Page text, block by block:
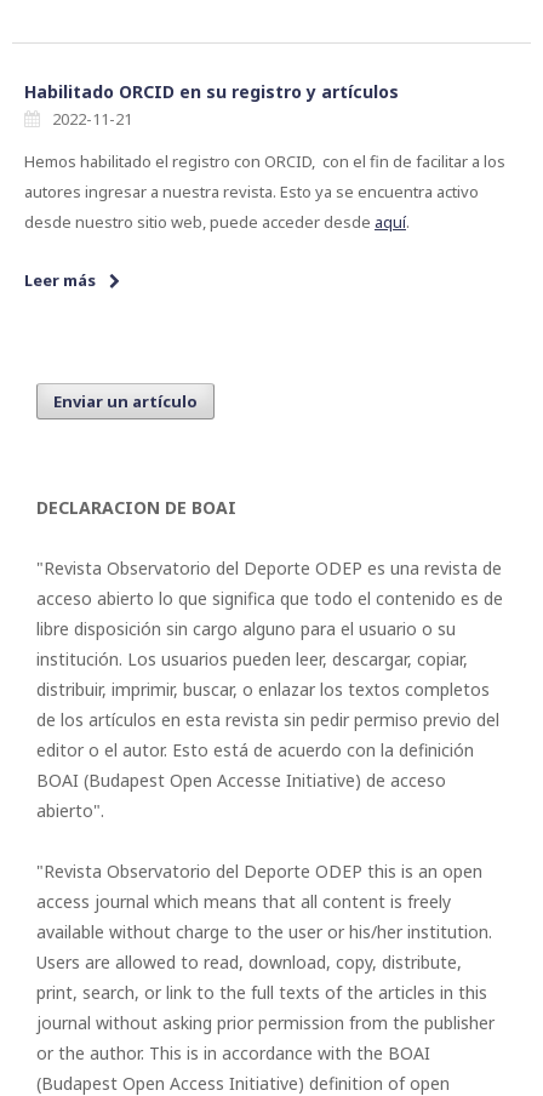
Habilitado ORCID en su registro y artículos
2022-11-21
Hemos habilitado el registro con ORCID, con el fin de facilitar a los
autores ingresar a nuestra revista. Esto ya se encuentra activo
desde nuestro sitio web, puede acceder desde aquí.
Leer más
Enviar un artículo
DECLARACION DE BOAI
"Revista Observatorio del Deporte ODEP es una revista de
acceso abierto lo que significa que todo el contenido es de
libre disposición sin cargo alguno para el usuario o su
institución. Los usuarios pueden leer, descargar, copiar,
distribuir, imprimir, buscar, o enlazar los textos completos
de los artículos en esta revista sin pedir permiso previo del
editor o el autor. Esto está de acuerdo con la definición
BOAI (Budapest Open Accesse Initiative) de acceso
abierto".
"Revista Observatorio del Deporte ODEP this is an open
access journal which means that all content is freely
available without charge to the user or his/her institution.
Users are allowed to read, download, copy, distribute,
print, search, or link to the full texts of the articles in this
journal without asking prior permission from the publisher
or the author. This is in accordance with the BOAI
(Budapest Open Access Initiative) definition of open